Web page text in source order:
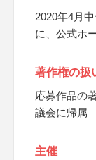
2020年4月
に、公式ホ
著作権の扱
応募作品の
議会に帰属
主催